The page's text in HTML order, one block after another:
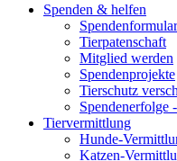
Spenden & helfen
Spendenformular
Tierpatenschaft
Mitglied werden
Spendenprojekte
Tierschutz
Spendenerfolge
Tiervermittlung
Hunde-
Katzen-